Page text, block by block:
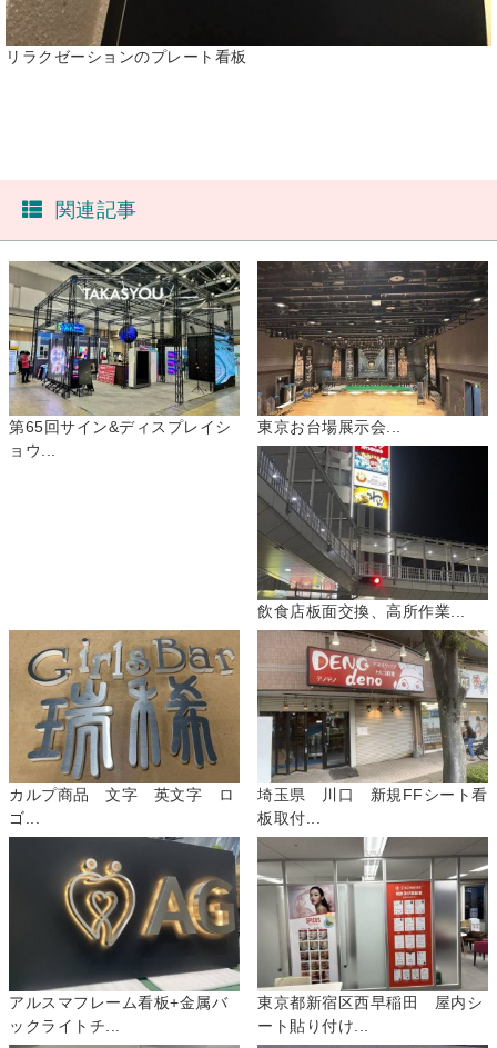
リラクゼーションのプレート看板
関連記事
第65回サイン&ディスプレイシ
ョウ...
東京お台場展示会...
飲食店板面交換、高所作業...
カルプ商品 文字 英文字 ロ
ゴ...
埼玉県 川口 新規FFシート看
板取付...
アルスマフレーム看板+金属バ
ックライトチ...
東京都新宿区西早稲田 屋内シ
ート貼り付け...